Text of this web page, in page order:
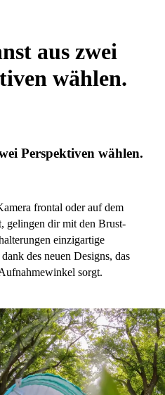
aus zwei
wählen.
Perspektiven wählen.
frontal oder auf dem
gelingen dir mit den Brust-
einzigartige
des neuen Designs, das
sorgt.